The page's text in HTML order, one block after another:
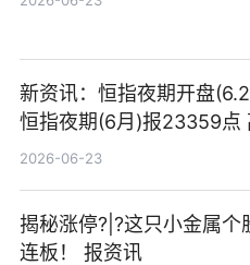
新资讯：恒指夜期开盘
恒指夜期(6月)报23359点
23点
2026-06-23
揭秘涨停?|?这只小金属个
连板！ 报资讯